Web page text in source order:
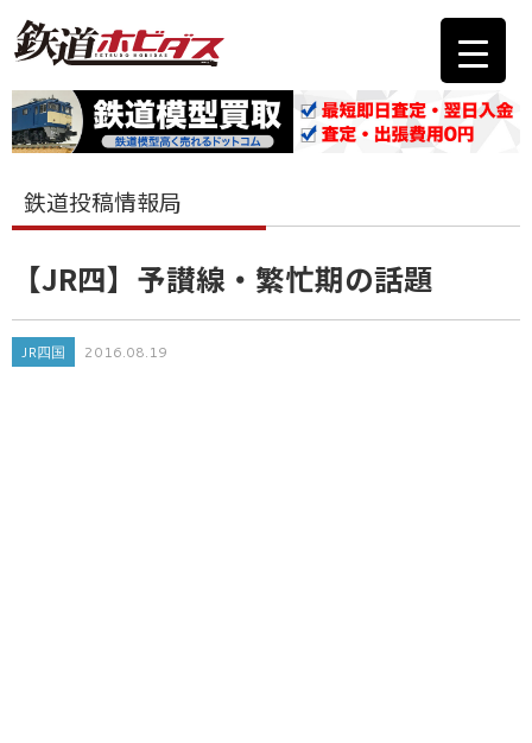
鉄道投稿情報局
【JR四】予讃線・繁忙期の話題
JR四国 2016.08.19